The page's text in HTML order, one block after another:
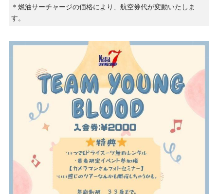
＊燃油サーチャージの価格により、航空券代が変動いたしま
す。